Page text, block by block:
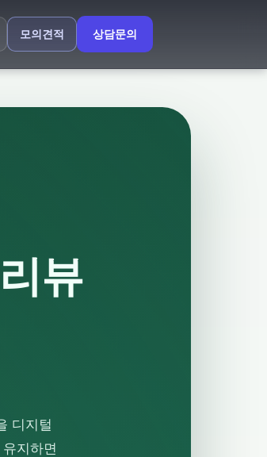
모의견적 상담문의
뷰
디지털
지하면